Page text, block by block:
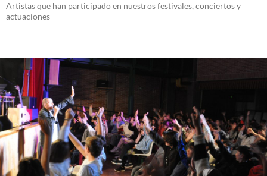
Artistas que han participado en nuestros festivales, conciertos y
actuaciones